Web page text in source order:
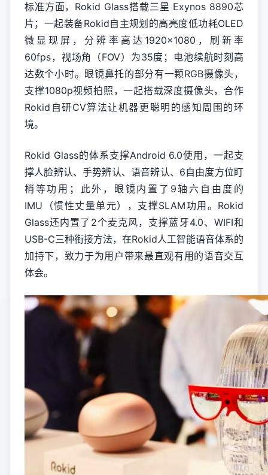
标准方面，Rokid Glass搭载三星 Exynos 8890芯
片；一起装备Rokid自主规划的高亮度低功耗OLED
微显现屏，分辨率高达1920×1080，刷新率
60fps，视场角（FOV）为35度；电池续航时刻高
达数个小时。眼镜鼻托的部分有一颗RGB摄像头，
支撑1080p视频拍照，一起搭载深度摄像头，合作
Rokid自研CV算法让机器更聪明的感知周围的环
境。
Rokid Glass的体系支撑Android 6.0使用，一起支
撑人脸辨认、手势辨认、语音辨认、6自由度方位盯
梢等功用；此外，眼镜内置了9轴六自由度的
IMU（惯性丈量单元），支撑SLAM功用。Rokid
Glass还内置了2个麦克风，支撑蓝牙4.0、WIFI和
USB-C三种衔接方法，在Rokid人工智能语音体系的
加持下，致力于为用户带来最直观有用的语音交互
体会。